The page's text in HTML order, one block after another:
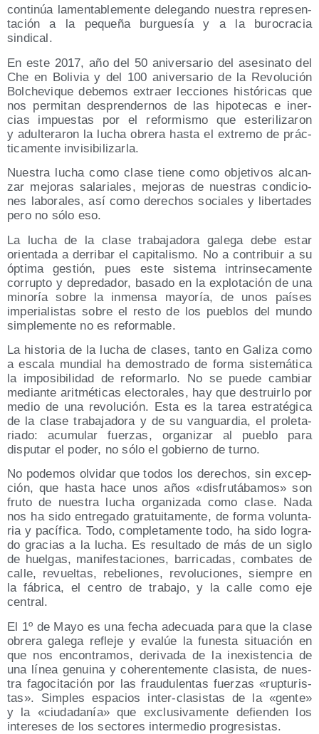
con­ti­núa lamen­ta­ble­men­te dele­gan­do nues­tra repre­sen­
ta­ción a la peque­ña bur­gue­sía y a la buro­cra­cia
sindical.
En este 2017, año del 50 ani­ver­sa­rio del ase­si­na­to del
Che en Boli­via y del 100 ani­ver­sa­rio de la Revo­lu­ción
Bol­che­vi­que debe­mos extraer lec­cio­nes his­tó­ri­cas que
nos per­mi­tan des­pren­der­nos de las hipo­te­cas e iner­
cias impues­tas por el refor­mis­mo que este­ri­li­za­ron
y adul­te­ra­ron la lucha obre­ra has­ta el extre­mo de prác­
ti­ca­men­te invisibilizarla.
Nues­tra lucha como cla­se tie­ne como obje­ti­vos alcan­
zar mejo­ras sala­ria­les, mejo­ras de nues­tras con­di­cio­
nes labo­ra­les, así como dere­chos socia­les y liber­ta­des
pero no sólo eso.
La lucha de la cla­se tra­ba­ja­do­ra gale­ga debe estar
orien­ta­da a derri­bar el capi­ta­lis­mo. No a con­tri­buir a su
ópti­ma ges­tión, pues este sis­te­ma intrin­se­ca­men­te
corrup­to y depre­da­dor, basa­do en la explo­ta­ción de una
mino­ría sobre la inmen­sa mayo­ría, de unos paí­ses
impe­ria­lis­tas sobre el res­to de los pue­blos del mun­do
sim­ple­men­te no es reformable.
La his­to­ria de la lucha de cla­ses, tan­to en Gali­za como
a esca­la mun­dial ha demos­tra­do de for­ma sis­te­má­ti­ca
la impo­si­bi­li­dad de refor­mar­lo. No se pue­de cam­biar
median­te arit­mé­ti­cas elec­to­ra­les, hay que des­truir­lo por
medio de una revo­lu­ción. Esta es la tarea estra­té­gi­ca
de la cla­se tra­ba­ja­do­ra y de su van­guar­dia, el pro­le­ta­
ria­do: acu­mu­lar fuer­zas, orga­ni­zar al pue­blo para
dispu­tar el poder, no sólo el gobierno de turno.
No pode­mos olvi­dar que todos los dere­chos, sin excep­
ción, que has­ta hace unos años «dis­fru­tá­ba­mos» son
fru­to de nues­tra lucha orga­ni­za­da como cla­se. Nada
nos ha sido entre­ga­do gra­tui­ta­men­te, de for­ma volun­ta­
ria y pací­fi­ca. Todo, com­ple­ta­men­te todo, ha sido logra­
do gra­cias a la lucha. Es resul­ta­do de más de un siglo
de huel­gas, mani­fes­ta­cio­nes, barri­ca­das, com­ba­tes de
calle, revuel­tas, rebe­lio­nes, revo­lu­cio­nes, siem­pre en
la fábri­ca, el cen­tro de tra­ba­jo, y la calle como eje
central.
El 1º de Mayo es una fecha ade­cua­da para que la cla­se
obre­ra gale­ga refle­je y eva­lúe la funes­ta situa­ción en
que nos encon­tra­mos, deri­va­da de la inexis­ten­cia de
una línea genui­na y cohe­ren­te­men­te cla­sis­ta, de nues­
tra fago­ci­ta­ción por las frau­du­len­tas fuer­zas «rup­tu­ris­
tas». Sim­ples espa­cios inter-cla­sis­tas de la «gen­te»
y la «ciu­da­da­nía» que exclu­si­va­men­te defien­den los
intere­ses de los sec­to­res inter­me­dio progresistas.